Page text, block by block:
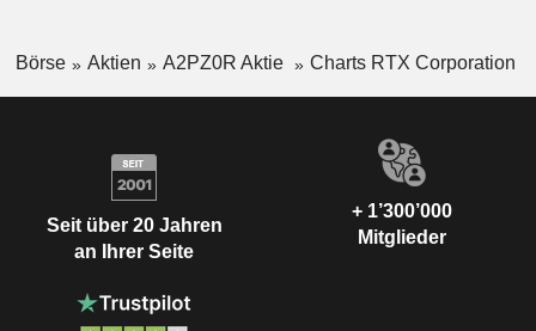
Börse Aktien A2PZ0R Aktie Charts RTX Corporation
Seit über 20 Jahren
an Ihrer Seite
+ 1’300’000
Mitglieder